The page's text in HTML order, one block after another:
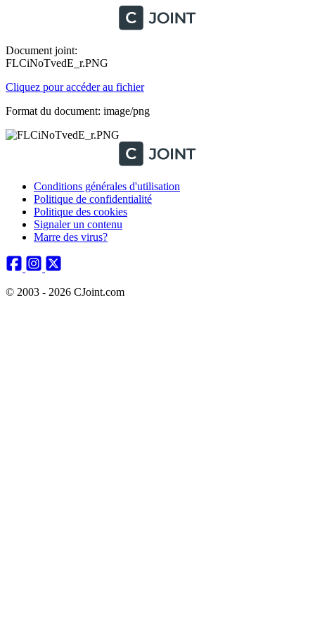
Document joint:
FLCiNoTvedE_r.PNG
Cliquez pour accéder au fichier
Format du document: image/png
Conditions générales d'utilisation
Politique de confidentialité
Politique des cookies
Signaler un contenu
Marre des virus?
© 2003 - 2026 CJoint.com